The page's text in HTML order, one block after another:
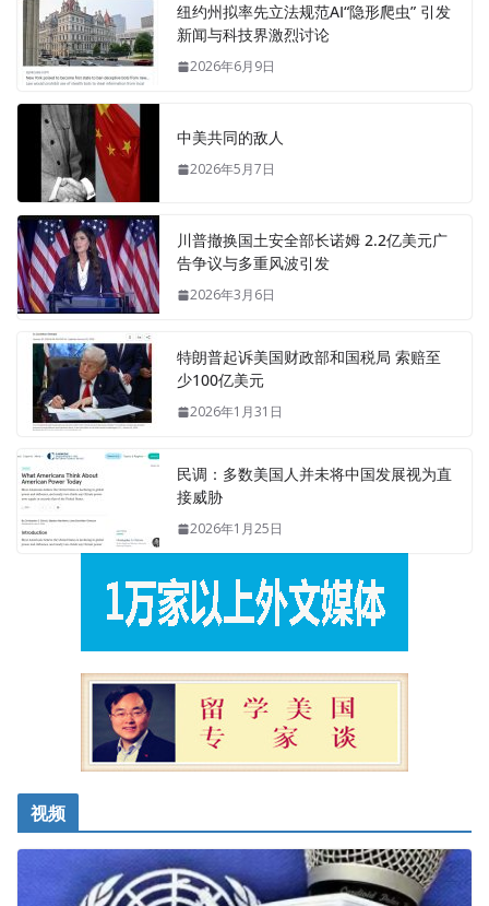
纽约州拟率先立法规范AI“隐形爬虫” 引发
新闻与科技界激烈讨论
2026年6月9日
中美共同的敌人
2026年5月7日
川普撤换国土安全部长诺姆 2.2亿美元广
告争议与多重风波引发
2026年3月6日
特朗普起诉美国财政部和国税局 索赔至
少100亿美元
2026年1月31日
民调：多数美国人并未将中国发展视为直
接威胁
2026年1月25日
视频